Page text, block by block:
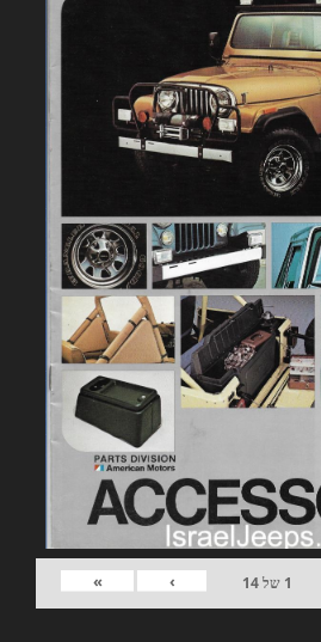
1 של14
›
»